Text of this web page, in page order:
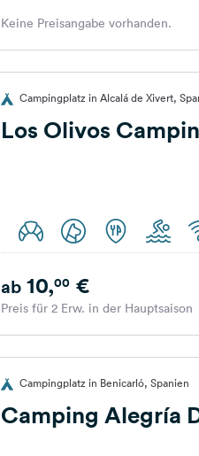
Keine Preisangabe vorhanden.
Campingplatz in Alcalá de Xivert,
Los Olivos
ab10,00€
Preis für 2 Erw. in der Hauptsaison
Campingplatz in Benicarló, Spanien
Camping Alegría